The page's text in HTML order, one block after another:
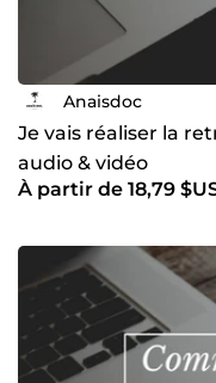
Anaisdoc
Je vais réaliser la
audio & vidéo
À partir de 18,79